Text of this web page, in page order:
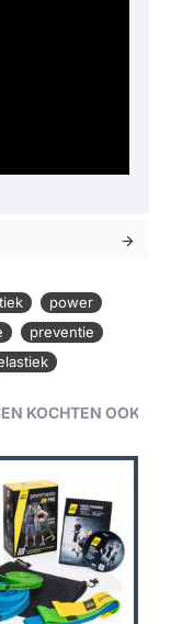
power
preventie
KOCHTEN OOK...